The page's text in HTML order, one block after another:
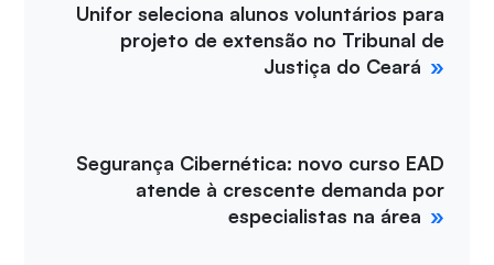
Unifor seleciona alunos voluntários para
projeto de extensão no Tribunal de
Justiça do Ceará
Segurança Cibernética: novo curso EAD
atende à crescente demanda por
especialistas na área